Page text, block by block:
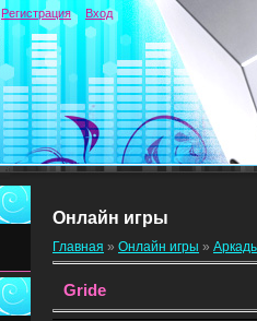
Регистрация Вход
Онлайн игры
Главная » Онлайн игры »
Gride